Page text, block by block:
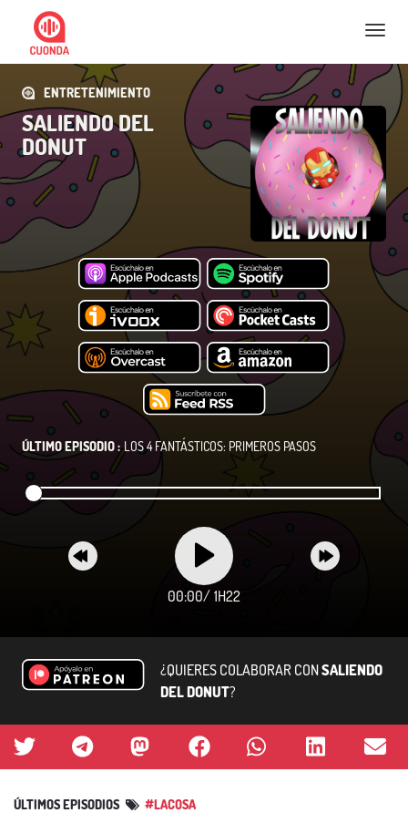
Nav
ENTRETENIMIENTO
SALIENDO DEL
DONUT
ÚLTIMO EPISODIO : LOS 4 FANTÁSTICOS: PRIMEROS PASOS
00:00/ 1H22
¿QUIERES COLABORAR CONSALIENDO
DEL DONUT?
ÚLTIMOS EPISODIOS #LACOSA